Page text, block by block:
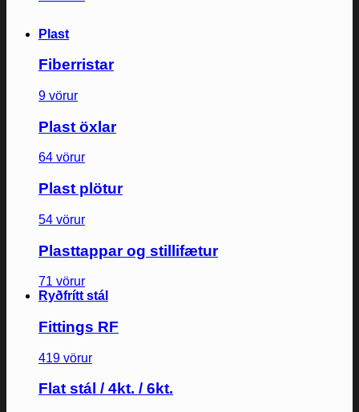
Plast
Fiberristar
9 vörur
Plast öxlar
64 vörur
Plast plötur
54 vörur
Plasttappar og stillifætur
71 vörur
Ryðfrítt stál
Fittings RF
419 vörur
Flat stál / 4kt. / 6kt.